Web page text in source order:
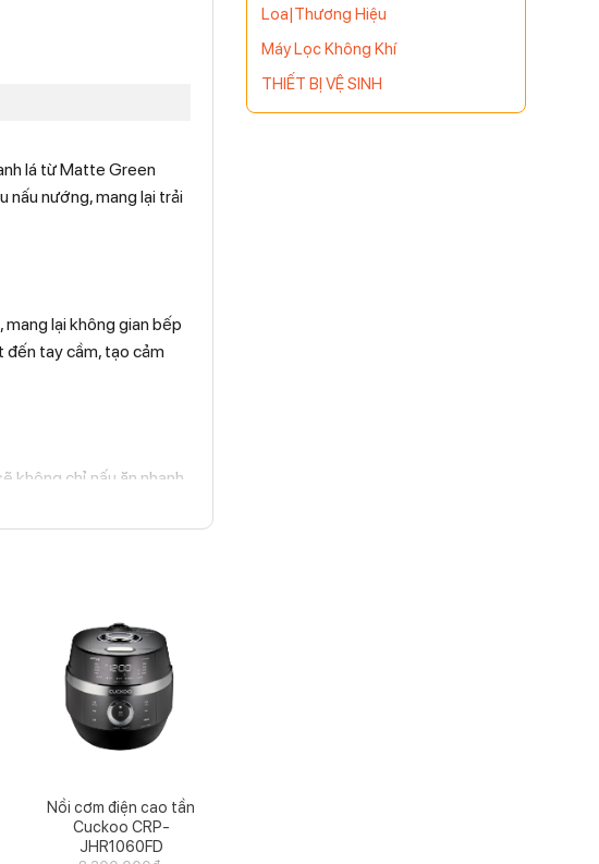
Loa|Thương Hiệu
Máy Lọc Không Khí
THIẾT BỊ VỆ SINH
lá từ Matte Green
nấu nướng, mang lại trải
lại không gian bếp
tay cầm, tạo cảm
không chỉ nấu ăn nhanh
súp hay kho thịt. Nếu
Nồi cơm điện cao tần
Cuckoo CRP-
JHR1060FD